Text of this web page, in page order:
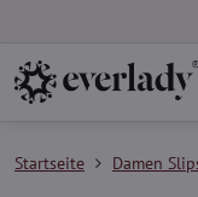
Startseite Damen